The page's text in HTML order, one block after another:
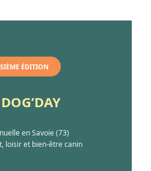
ÉDITION
en Savoie (73)
loisir et bien-être canin